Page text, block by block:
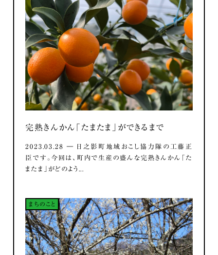
完熟きんかん「たまたま」ができるまで
2023.03.28 ― 日之影町地域おこし協力隊の工藤正
臣です。今回は、町内で生産の盛んな完熟きんかん「た
またま」がどのよう...
まちのこと